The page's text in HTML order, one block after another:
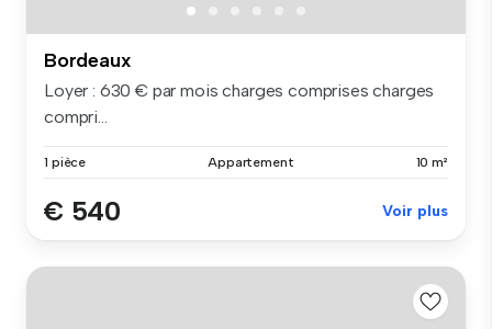
Bordeaux
Loyer : 630 € par mois charges comprises charges
compri...
1 pièce Appartement 10 m²
€ 540 Voir plus